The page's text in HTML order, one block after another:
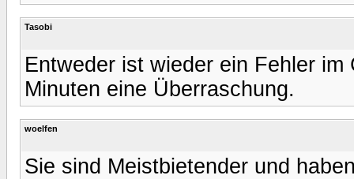
Tasobi
Entweder ist wieder ein Fehler
Minuten eine Überraschung.
woelfen
Sie sind Meistbietender und